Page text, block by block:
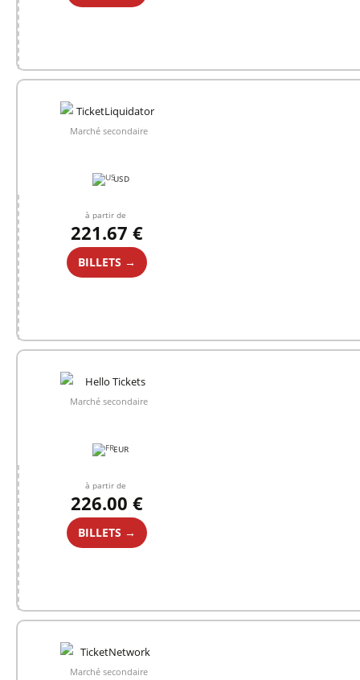
Marché secondaire
USD
à partir de
221.67 €
BILLETS →
Marché secondaire
EUR
à partir de
226.00 €
BILLETS →
Marché secondaire